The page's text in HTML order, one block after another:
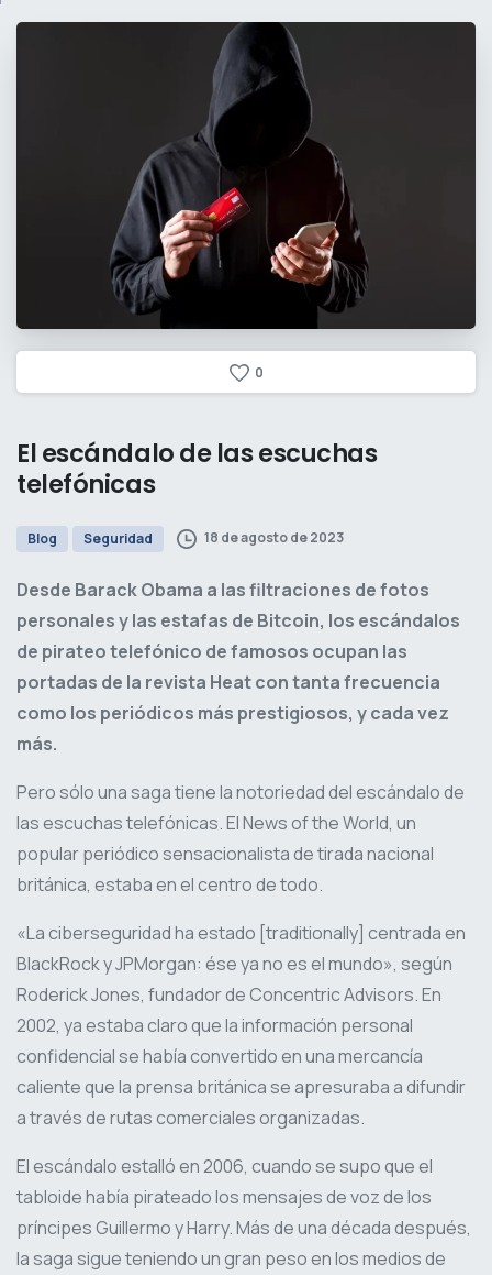
0
Elescándalode lasescuchas
telefónicas
Blog Seguridad 18 de agosto de 2023
Desde Barack Obama a las filtraciones de fotos
personales y las estafas de Bitcoin, los escándalos
de pirateo telefónico de famosos ocupan las
portadas de la revista Heat con tanta frecuencia
como los periódicos más prestigiosos, y cada vez
más.
Pero sólo una saga tiene la notoriedad del escándalo de
las escuchas telefónicas. El News of the World, un
popular periódico sensacionalista de tirada nacional
británica, estaba en el centro de todo.
«La ciberseguridad ha estado [traditionally] centrada en
BlackRock y JPMorgan: ése ya no es el mundo», según
Roderick Jones, fundador de Concentric Advisors. En
2002, ya estaba claro que la información personal
confidencial se había convertido en una mercancía
caliente que la prensa británica se apresuraba a difundir
a través de rutas comerciales organizadas.
El escándalo estalló en 2006, cuando se supo que el
tabloide había pirateado los mensajes de voz de los
príncipes Guillermo y Harry. Más de una década después,
la saga sigue teniendo un gran peso en los medios de